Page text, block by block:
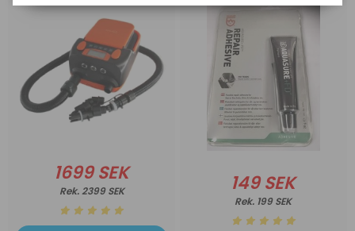
1699 SEK
2399 SEK 149 SEK
199 SEK